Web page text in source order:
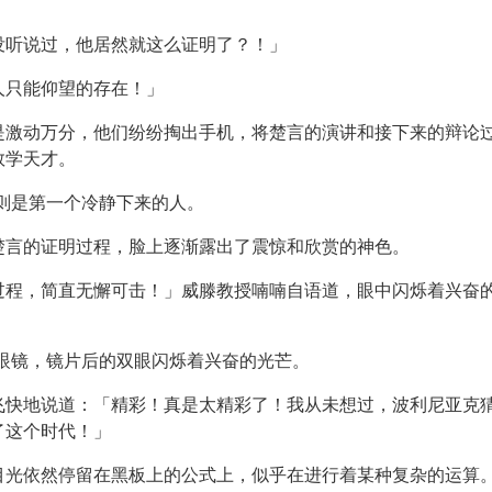
说过，他居然就这么证明了？！」
能仰望的存在！」
动万分，他们纷纷掏出手机，将楚言的演讲和接下来的辩论
天才。
第一个冷静下来的人。
的证明过程，脸上逐渐露出了震惊和欣赏的神色。
，简直无懈可击！」威滕教授喃喃自语道，眼中闪烁着兴奋
，镜片后的双眼闪烁着兴奋的光芒。
地说道：「精彩！真是太精彩了！我从未想过，波利尼亚克
个时代！」
依然停留在黑板上的公式上，似乎在进行着某种复杂的运算